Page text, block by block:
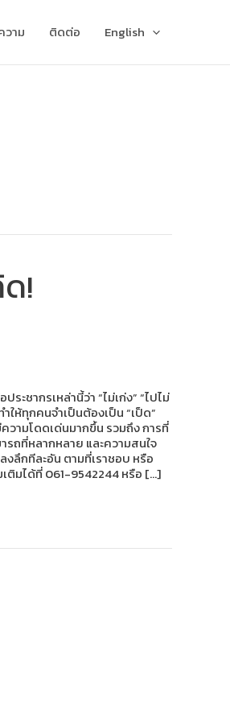
วาม ติดต่อ English
!
ชากรเหล่านี้ว่า “ไม่เก่ง” “ไปไม่
ห้ทุกคนจำเป็นต้องเป็น “เป็ด”
วามโดดเด่นมากขึ้น รวมถึง การที่
รถที่หลากหลาย และความสนใจ
งลึกทีละอัน ตามที่เราชอบ หรือ
เติมได้ที่ 061-9542244 หรือ […]